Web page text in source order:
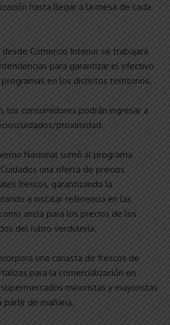
hasta llegar a la mesa de cada
Comercio Interior se trabajará
para garantizar el efectivo
en los distintos territorios.
los consumidores podrán ingresar a
proximidad.
Nacional sumó al programa
una oferta de precios
frescos, garantizando la
a instalar referencia en las
ancla para los precios de los
del rubro verdulería.
una canasta de frescos de
para la comercialización en
minoristas y mayoristas
de mañana.